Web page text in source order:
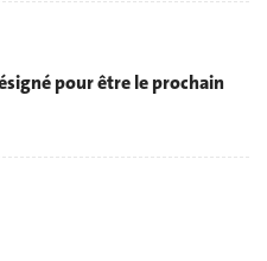
pour être le prochain